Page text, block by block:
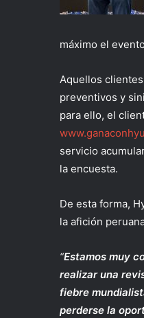
máximo el
Aquellos
preventivos y
para ello, el
servicio
la encuesta.
De esta forma,
la afición
“Estamos muy
realizar una
fiebre
perderse la